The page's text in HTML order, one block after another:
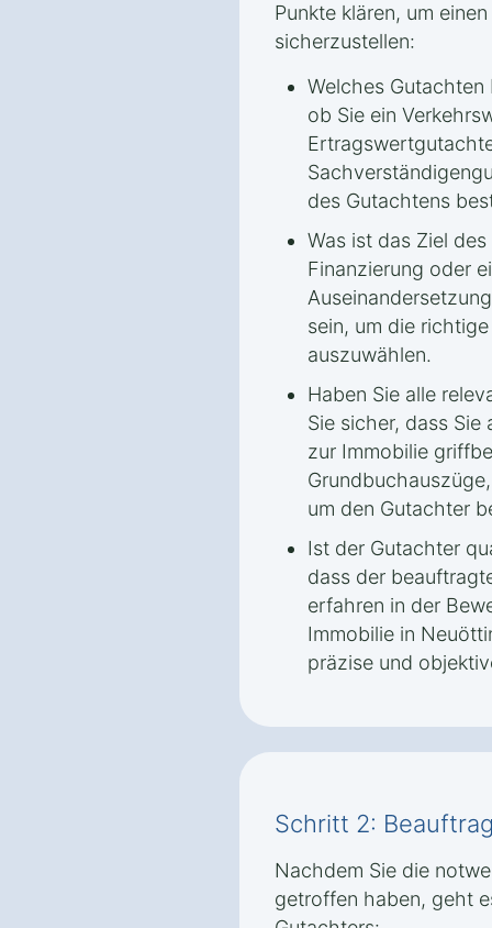
Punkte klären, um
sicherzustellen:
Welches Gutachten
ob Sie ein
des Gutachtens
Was ist das Ziel
Finanzierung oder
sein, um die
auszuwählen.
Haben Sie alle
Sie sicher, dass
zur Immobilie
um den Gutachter
Ist der Gutachter
dass der
erfahren in der
Immobilie in
präzise und
Schritt 2:
Nachdem Sie die
getroffen haben, geht